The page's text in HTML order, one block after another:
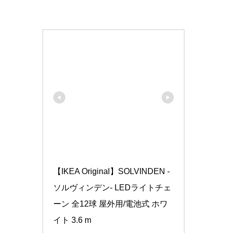
【IKEA Original】SOLVINDEN -
ソルヴィンデン- LEDライトチェ
ーン 全12球 屋外用/電池式 ホワ
イト 3.6 m